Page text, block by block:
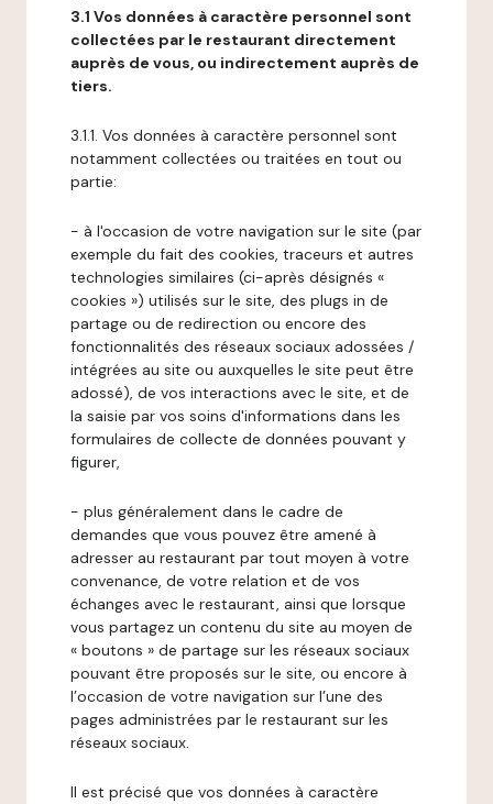
3.1 Vos données à caractère personnel sont
collectées par le restaurant directement
auprès de vous, ou indirectement auprès de
tiers.
3.1.1. Vos données à caractère personnel sont
notamment collectées ou traitées en tout ou
partie:
- à l'occasion de votre navigation sur le site (par
exemple du fait des cookies, traceurs et autres
technologies similaires (ci-après désignés «
cookies ») utilisés sur le site, des plugs in de
partage ou de redirection ou encore des
fonctionnalités des réseaux sociaux adossées /
intégrées au site ou auxquelles le site peut être
adossé), de vos interactions avec le site, et de
la saisie par vos soins d'informations dans les
formulaires de collecte de données pouvant y
figurer,
- plus généralement dans le cadre de
demandes que vous pouvez être amené à
adresser au restaurant par tout moyen à votre
convenance, de votre relation et de vos
échanges avec le restaurant, ainsi que lorsque
vous partagez un contenu du site au moyen de
« boutons » de partage sur les réseaux sociaux
pouvant être proposés sur le site, ou encore à
l’occasion de votre navigation sur l’une des
pages administrées par le restaurant sur les
réseaux sociaux.
Il est précisé que vos données à caractère